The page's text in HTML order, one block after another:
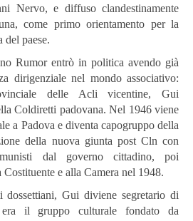
Nervo, e diffuso clandestinamente
come primo orientamento per la
del paese.
Rumor entrò in politica avendo già
dirigenziale nel mondo associativo:
delle Acli vicentine, Gui
Coldiretti padovana. Nel 1946 viene
a Padova e diventa capogruppo della
della nuova giunta post Cln con
dal governo cittadino, poi
Costituente e alla Camera nel 1948.
Gui diviene segretario di
il gruppo culturale fondato da